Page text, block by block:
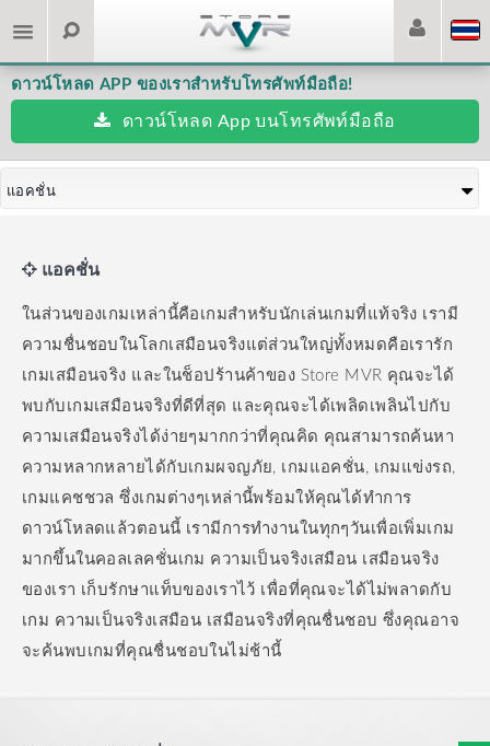
ดาวน์โหลด APP ของเราสำหรับโทรศัพท์มือถือ!
ดาวน์โหลด App บนโทรศัพท์มือถือ
แอคชั่น
แอคชั่น
ในส่วนของเกมเหล่านี้คือเกมสำหรับนักเล่นเกมที่แท้จริง เรามี
ความชื่นชอบในโลกเสมือนจริงแต่ส่วนใหญ่ทั้งหมดคือเรารัก
เกมเสมือนจริง และในช็อปร้านค้าของ Store MVR คุณจะได้
พบกับเกมเสมือนจริงที่ดีที่สุด และคุณจะได้เพลิดเพลินไปกับ
ความเสมือนจริงได้ง่ายๆมากกว่าที่คุณคิด คุณสามารถค้นหา
ความหลากหลายได้กับเกมผจญภัย, เกมแอคชั่น, เกมแข่งรถ,
เกมแคชชวล ซึ่งเกมต่างๆเหล่านี้พร้อมให้คุณได้ทำการ
ดาวน์โหลดแล้วตอนนี้ เรามีการทำงานในทุกๆวันเพื่อเพิ่มเกม
มากขึ้นในคอลเลคชั่นเกม ความเป็นจริงเสมือน เสมือนจริง
ของเรา เก็บรักษาแท็บของเราไว้ เพื่อที่คุณจะได้ไม่พลาดกับ
เกม ความเป็นจริงเสมือน เสมือนจริงที่คุณชื่นชอบ ซึ่งคุณอาจ
จะค้นพบเกมที่คุณชื่นชอบในไม่ช้านี้